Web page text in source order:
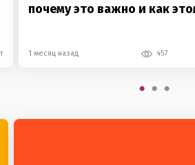
почему это важно и как
1 месяц назад 457